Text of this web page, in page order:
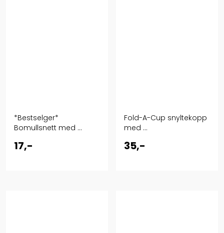
*Bestselger*
Bomullsnett med ...
17,-
Fold-A-Cup snyltekopp
med ...
35,-